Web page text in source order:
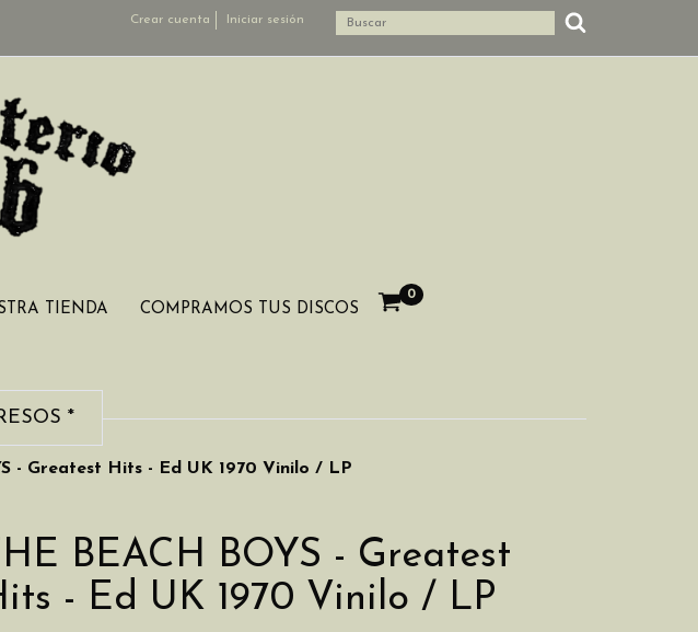
Crear cuenta Iniciar sesión
TIENDA COMPRAMOS TUS DISCOS
0
*
- Greatest Hits - Ed UK 1970 Vinilo / LP
BEACH BOYS - Greatest
- Ed UK 1970 Vinilo / LP